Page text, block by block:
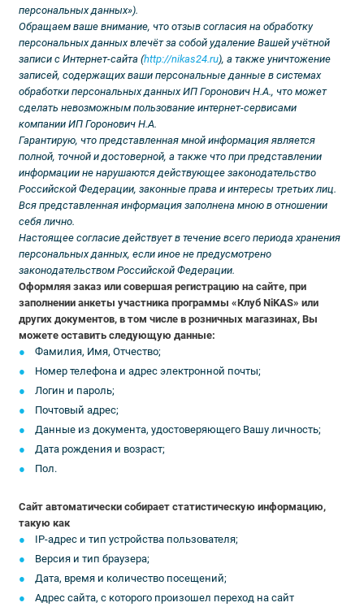
персональных данных»).
Обращаем ваше внимание, что отзыв согласия на обработку
персональных данных влечёт за собой удаление Вашей учётной
записи с Интернет-сайта (http://nikas24.ru), а также уничтожение
записей, содержащих ваши персональные данные в системах
обработки персональных данных ИП Горонович Н.А., что может
сделать невозможным пользование интернет-сервисами
компании ИП Горонович Н.А.
Гарантирую, что представленная мной информация является
полной, точной и достоверной, а также что при представлении
информации не нарушаются действующее законодательство
Российской Федерации, законные права и интересы третьих лиц.
Вся представленная информация заполнена мною в отношении
себя лично.
Настоящее согласие действует в течение всего периода хранения
персональных данных, если иное не предусмотрено
законодательством Российской Федерации.
Оформляя заказ или совершая регистрацию на сайте, при
заполнении анкеты участника программы «Клуб NiKAS» или
других документов, в том числе в розничных магазинах, Вы
можете оставить следующую данные:
Фамилия, Имя, Отчество;
Номер телефона и адрес электронной почты;
Логин и пароль;
Почтовый адрес;
Данные из документа, удостоверяющего Вашу личность;
Дата рождения и возраст;
Пол.
Сайт автоматически собирает статистическую информацию,
такую как
IP-адрес и тип устройства пользователя;
Версия и тип браузера;
Дата, время и количество посещений;
Адрес сайта, с которого произошел переход на сайт